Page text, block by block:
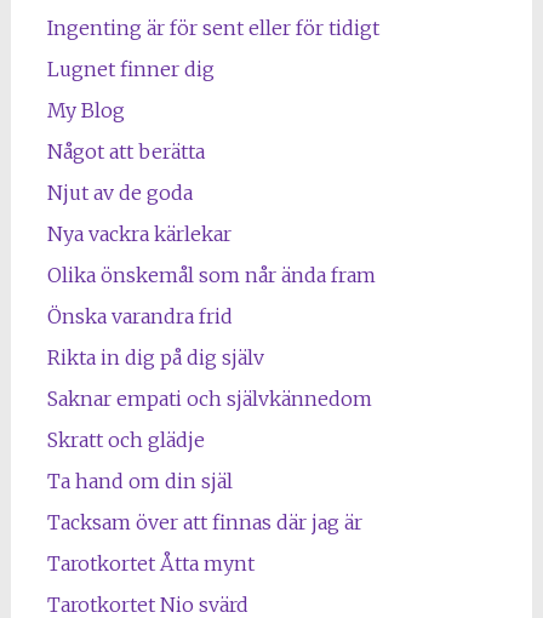
Ingenting är för sent eller för tidigt
Lugnet finner dig
My Blog
Något att berätta
Njut av de goda
Nya vackra kärlekar
Olika önskemål som når ända fram
Önska varandra frid
Rikta in dig på dig själv
Saknar empati och självkännedom
Skratt och glädje
Ta hand om din själ
Tacksam över att finnas där jag är
Tarotkortet Åtta mynt
Tarotkortet Nio svärd